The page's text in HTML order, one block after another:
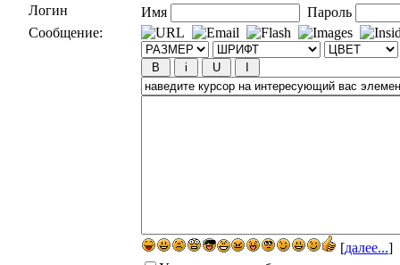
Логин
Имя
Пароль
Сообщение:
[далее...]